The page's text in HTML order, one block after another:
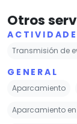
Otros
Transmisión de
GENERAL
Aparcamiento
Aparcamiento